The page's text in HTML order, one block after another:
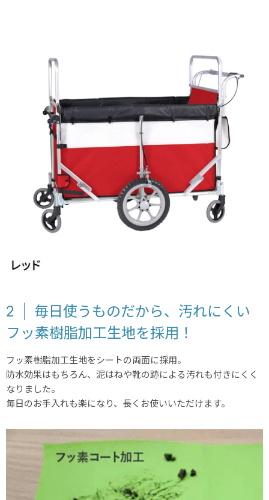
2
毎日使うものだから、汚れにくい
フッ素樹脂加工生地を採用！
フッ素樹脂加工生地をシートの両面に採用。
防水効果はもちろん、泥はねや靴の跡による汚れも付きにくく
なりました。
毎日のお手入れも楽になり、長くお使いいただけます。